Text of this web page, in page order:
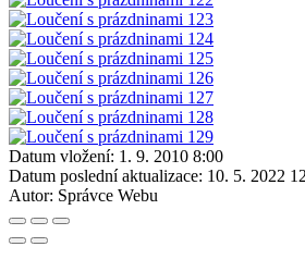
Datum vložení: 1. 9. 2010 8:00
Datum poslední aktualizace: 10. 5. 2022
Autor: Správce Webu